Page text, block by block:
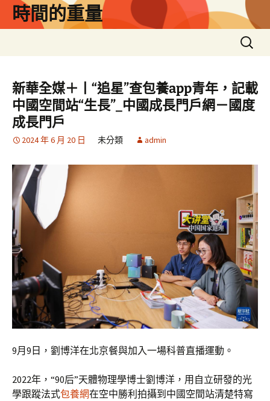
時間的重量
搜
尋
鍵
字:
新華全媒＋丨“追星”查包養app青年，記載
中國空間站“生長”_中國成長門戶網－國度
成長門戶
2024 年 6 月 20 日 未分類 admin
9月9日，劉博洋在北京餐與加入一場科普直播運動。
2022年，“90后”天體物理學博士劉博洋，用自立研發的光
學跟蹤法式包養網在空中勝利拍攝到中國空間站清楚特寫